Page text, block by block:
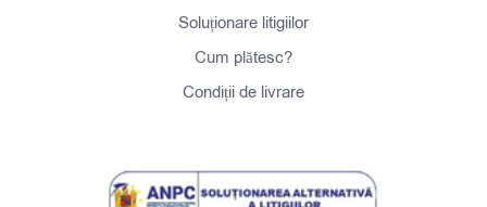
Soluționare litigiilor
Cum plătesc?
Condiții de livrare